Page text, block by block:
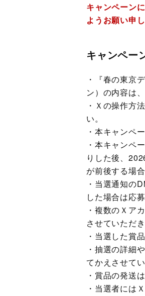
キャンペーン
ようお願い申
キャンペー
・『春の東京
ン）の内容は
・Ｘの操作方
い。
・本キャンペ
・本キャンペ
りした後、
が前後する場
・当選通知の
した場合は応
・複数のＸア
させていただき
・当選した賞
・抽選の詳細
てかえさせて
・賞品の発送
・当選者には